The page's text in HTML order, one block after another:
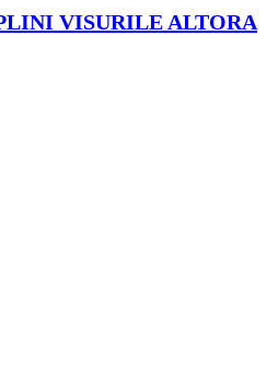
VISURILE ALTORA